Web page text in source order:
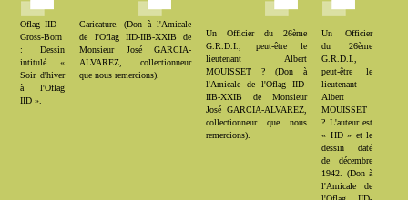
Oflag IID –
Gross-Born
: Dessin
intitulé «
Soir d'hiver
à l'Oflag
IID ».
Caricature. (Don à l'Amicale
de l'Oflag IID-IIB-XXIB de
Monsieur José GARCIA-
ALVAREZ, collectionneur
que nous remercions).
Un Officier du 26ème
G.R.D.I., peut-être le
lieutenant Albert
MOUISSET ? (Don à
l'Amicale de l'Oflag IID-
IIB-XXIB de Monsieur
José GARCIA-ALVAREZ,
collectionneur que nous
remercions).
Un Officier
du 26ème
G.R.D.I.,
peut-être le
lieutenant
Albert
MOUISSET
? L'auteur est
« HD » et le
dessin daté
de décembre
1942. (Don à
l'Amicale de